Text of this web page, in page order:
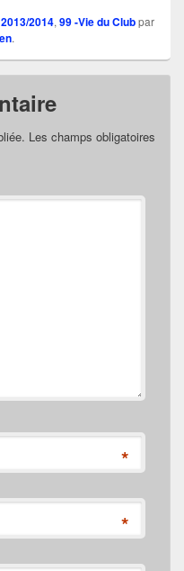
2014, 99 -Vie du Clubpar
.
Les champs obligatoires
*
*